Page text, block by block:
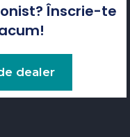
Înscrie-te
dealer